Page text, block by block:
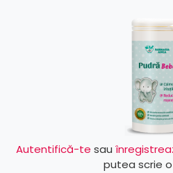
Autentifică-te sau
putea scrie